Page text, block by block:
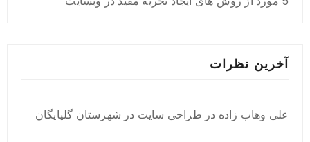
آخرین نظرات
علی وهاب زاده در طراحی سایت در شهرستان گلپایگان